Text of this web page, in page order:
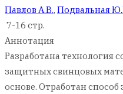
Павлов А.В., Подвальная
7-16 стр.
Аннотация
Разработана технология
защитных свинцовых
основе. Отработан